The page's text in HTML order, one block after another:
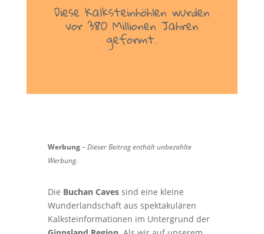
Diese Kalksteinhöhlen wurden
vor 380 Millionen Jahren
geformt.
Werbung–Dieser Beitrag enthält unbezahlte
Werbung.
Die Buchan Cavessind eine kleine
Wunderlandschaft aus spektakulären
Kalksteinformationen im Untergrund der